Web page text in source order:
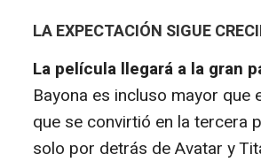
LA EXPECTACIÓN SIGUE
La película llegará a la gran
Bayona es incluso mayor que
que se convirtió en la tercera
solo por detrás deAvatar y